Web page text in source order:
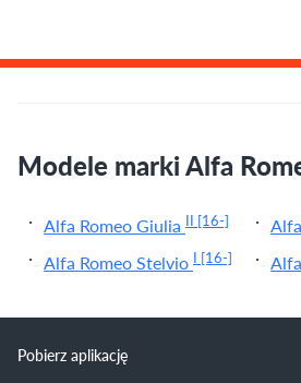
Modele marki Alfa
Alfa Romeo Giulia II [16-]
Alfa Romeo Stelvio I [16-]
Pobierz aplikację